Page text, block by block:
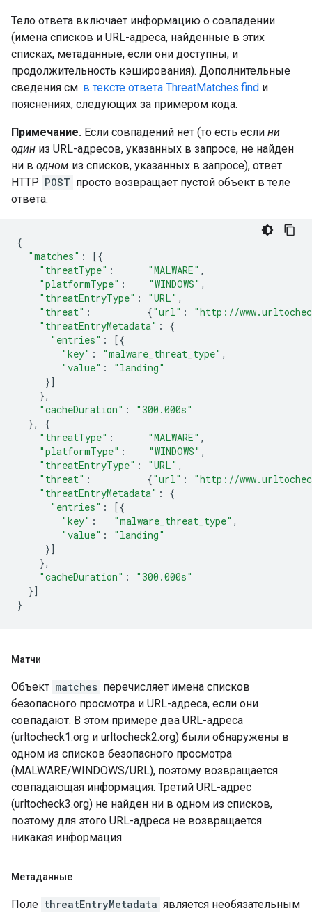
Тело ответа включает информацию о совпадении
(имена списков и URL-адреса, найденные в этих
списках, метаданные, если они доступны, и
продолжительность кэширования). Дополнительные
сведения см. в тексте ответа ThreatMatches.find и
пояснениях, следующих за примером кода.
Примечание. Если совпадений нет (то есть если ни
один из URL-адресов, указанных в запросе, не найден
ни в одном из списков, указанных в запросе), ответ
HTTP POST просто возвращает пустой объект в теле
ответа.
{
"matches" :
[{
"threatType" : "MALWARE" ,
"platformType" : "WINDOWS" ,
"threatEntryType" : "URL" ,
"threat" : {"url" :
"http://
"threatEntryMetadata" :
{
"entries" :
[{
"key" : "malware_threat_type" ,
"value" :
"landing"
}]
},
"cacheDuration" :
"300.000s"
},
{
"threatType" : "MALWARE" ,
"platformType" : "WINDOWS" ,
"threatEntryType" : "URL" ,
"threat" : {"url" :
"http://
"threatEntryMetadata" :
{
"entries" :
[{
"key" : "malware_threat_type" ,
"value" :
"landing"
}]
},
"cacheDuration" :
"300.000s"
}]
}
Матчи
Объект matches перечисляет имена списков
безопасного просмотра и URL-адреса, если они
совпадают. В этом примере два URL-адреса
(urltocheck1.org и urltocheck2.org) были обнаружены в
одном из списков безопасного просмотра
(MALWARE/WINDOWS/URL), поэтому возвращается
совпадающая информация. Третий URL-адрес
(urltocheck3.org) не найден ни в одном из списков,
поэтому для этого URL-адреса не возвращается
никакая информация.
Метаданные
Поле threatEntryMetadata является необязательным